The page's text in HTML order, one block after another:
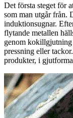
Det första steget för
som man utgår från.
induktionsugnar.
flytande metallen
genom
pressning eller
produkter, i